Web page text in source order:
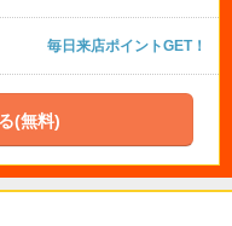
毎日来店ポイントGET！
(無料)